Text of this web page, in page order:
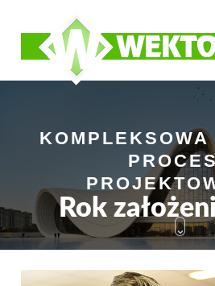
OBSŁUGA
założenia 1989